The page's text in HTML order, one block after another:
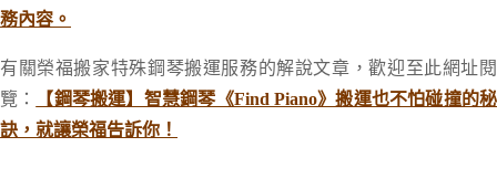
務內容。
有關榮福搬家特殊鋼琴搬運服務的解說文章，歡迎至此網址閱
覽：
【鋼琴搬運】智慧鋼琴《Find Piano》搬運也不怕碰撞的秘
訣，就讓榮福告訴你！